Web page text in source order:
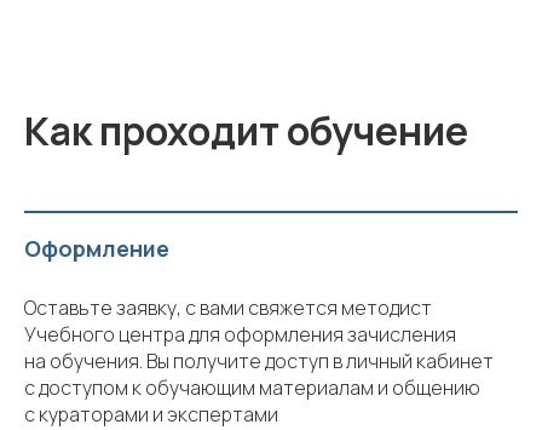
Как проходит обучение
Оформление
Оставьте заявку, с вами свяжется методист
Учебного центра для оформления зачисления
на обучения. Вы получите доступ в личный кабинет
с доступом к обучающим материалам и общению
с кураторами и экспертами